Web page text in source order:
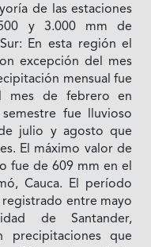
de las estaciones
y 3.000 mm de
En esta región el
excepción del mes
mensual fue
mes de febrero en
fue lluvioso
julio y agosto que
El máximo valor de
fue de 609 mm en el
Cauca. El período
entre mayo
de Santander,
precipitaciones que